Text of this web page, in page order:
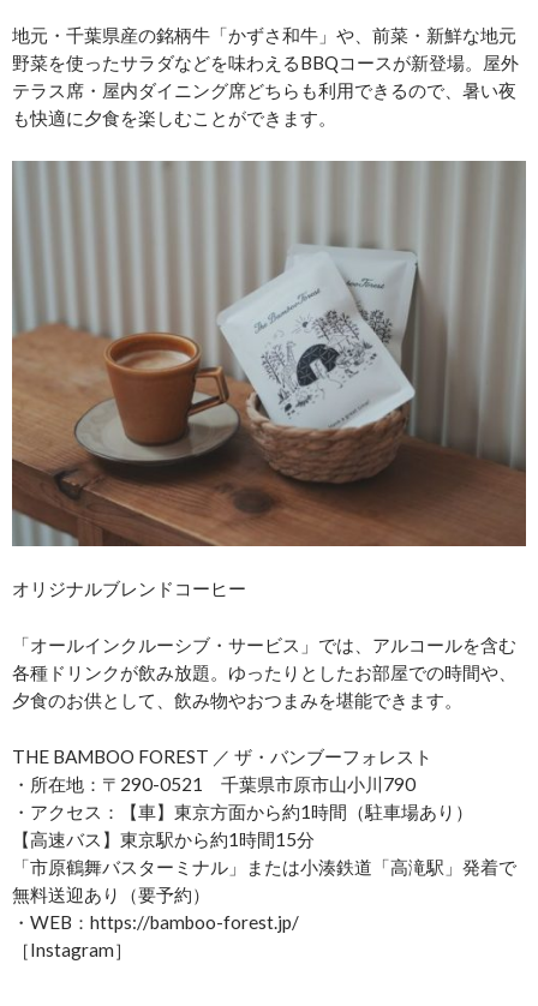
地元・千葉県産の銘柄牛「かずさ和牛」や、前菜・新鮮な地元
野菜を使ったサラダなどを味わえるBBQコースが新登場。屋外
テラス席・屋内ダイニング席どちらも利用できるので、暑い夜
も快適に夕食を楽しむことができます。
オリジナルブレンドコーヒー
「オールインクルーシブ・サービス」では、アルコールを含む
各種ドリンクが飲み放題。ゆったりとしたお部屋での時間や、
夕食のお供として、飲み物やおつまみを堪能できます。
THE BAMBOO FOREST ／ ザ・バンブーフォレスト
・所在地：〒290-0521 千葉県市原市山小川790
・アクセス：【車】東京方面から約1時間（駐車場あり）
【高速バス】東京駅から約1時間15分
「市原鶴舞バスターミナル」または小湊鉄道「高滝駅」発着で
無料送迎あり（要予約）
・WEB：https://bamboo-forest.jp/
［Instagram］